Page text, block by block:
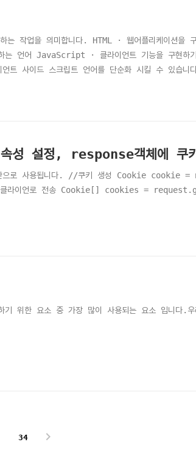
는 작업을 의미합니다. HTML · 웹어플리케이션을
는 언어 JavaScript · 클라이언트 기능을 구현하
사이드 스크립트 언어를 단순화 시킬 수 있습
성 설정, response객체에 쿠
단으로 사용됩니다. //쿠키 생성 Cookie cookie =
라이언로 전송 Cookie[] cookies =
위한 요소 중 가장 많이 사용되는 요소 입니다.우
34